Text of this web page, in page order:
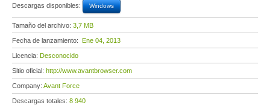
Descargas disponibles: Windows
Tamaño del archivo: 3,7 MB
Fecha de lanzamiento: Ene 04, 2013
Licencia: Desconocido
Sitio oficial: http://www.avantbrowser.com
Company: Avant Force
Descargas totales: 8 940